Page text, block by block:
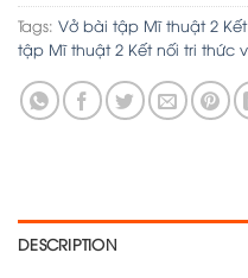
Tags: Vở bài tập Mĩ thuật 2
tập Mĩ thuật 2 Kết nối tri thức
DESCRIPTION